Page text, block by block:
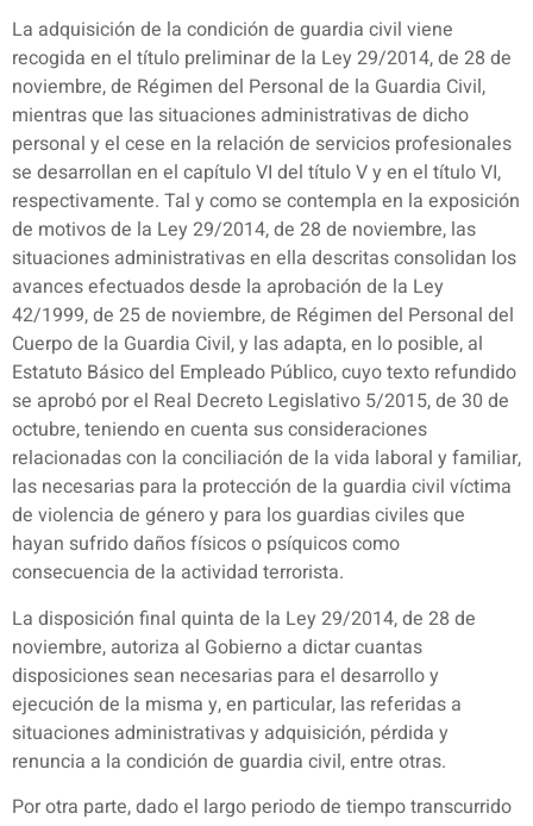
La adquisición de la condición de guardia civil viene
recogida en el título preliminar de la Ley 29/2014, de 28 de
noviembre, de Régimen del Personal de la Guardia Civil,
mientras que las situaciones administrativas de dicho
personal y el cese en la relación de servicios profesionales
se desarrollan en el capítulo VI del título V y en el título VI,
respectivamente. Tal y como se contempla en la exposición
de motivos de la Ley 29/2014, de 28 de noviembre, las
situaciones administrativas en ella descritas consolidan los
avances efectuados desde la aprobación de la Ley
42/1999, de 25 de noviembre, de Régimen del Personal del
Cuerpo de la Guardia Civil, y las adapta, en lo posible, al
Estatuto Básico del Empleado Público, cuyo texto refundido
se aprobó por el Real Decreto Legislativo 5/2015, de 30 de
octubre, teniendo en cuenta sus consideraciones
relacionadas con la conciliación de la vida laboral y familiar,
las necesarias para la protección de la guardia civil víctima
de violencia de género y para los guardias civiles que
hayan sufrido daños físicos o psíquicos como
consecuencia de la actividad terrorista.
La disposición final quinta de la Ley 29/2014, de 28 de
noviembre, autoriza al Gobierno a dictar cuantas
disposiciones sean necesarias para el desarrollo y
ejecución de la misma y, en particular, las referidas a
situaciones administrativas y adquisición, pérdida y
renuncia a la condición de guardia civil, entre otras.
Por otra parte, dado el largo periodo de tiempo transcurrido